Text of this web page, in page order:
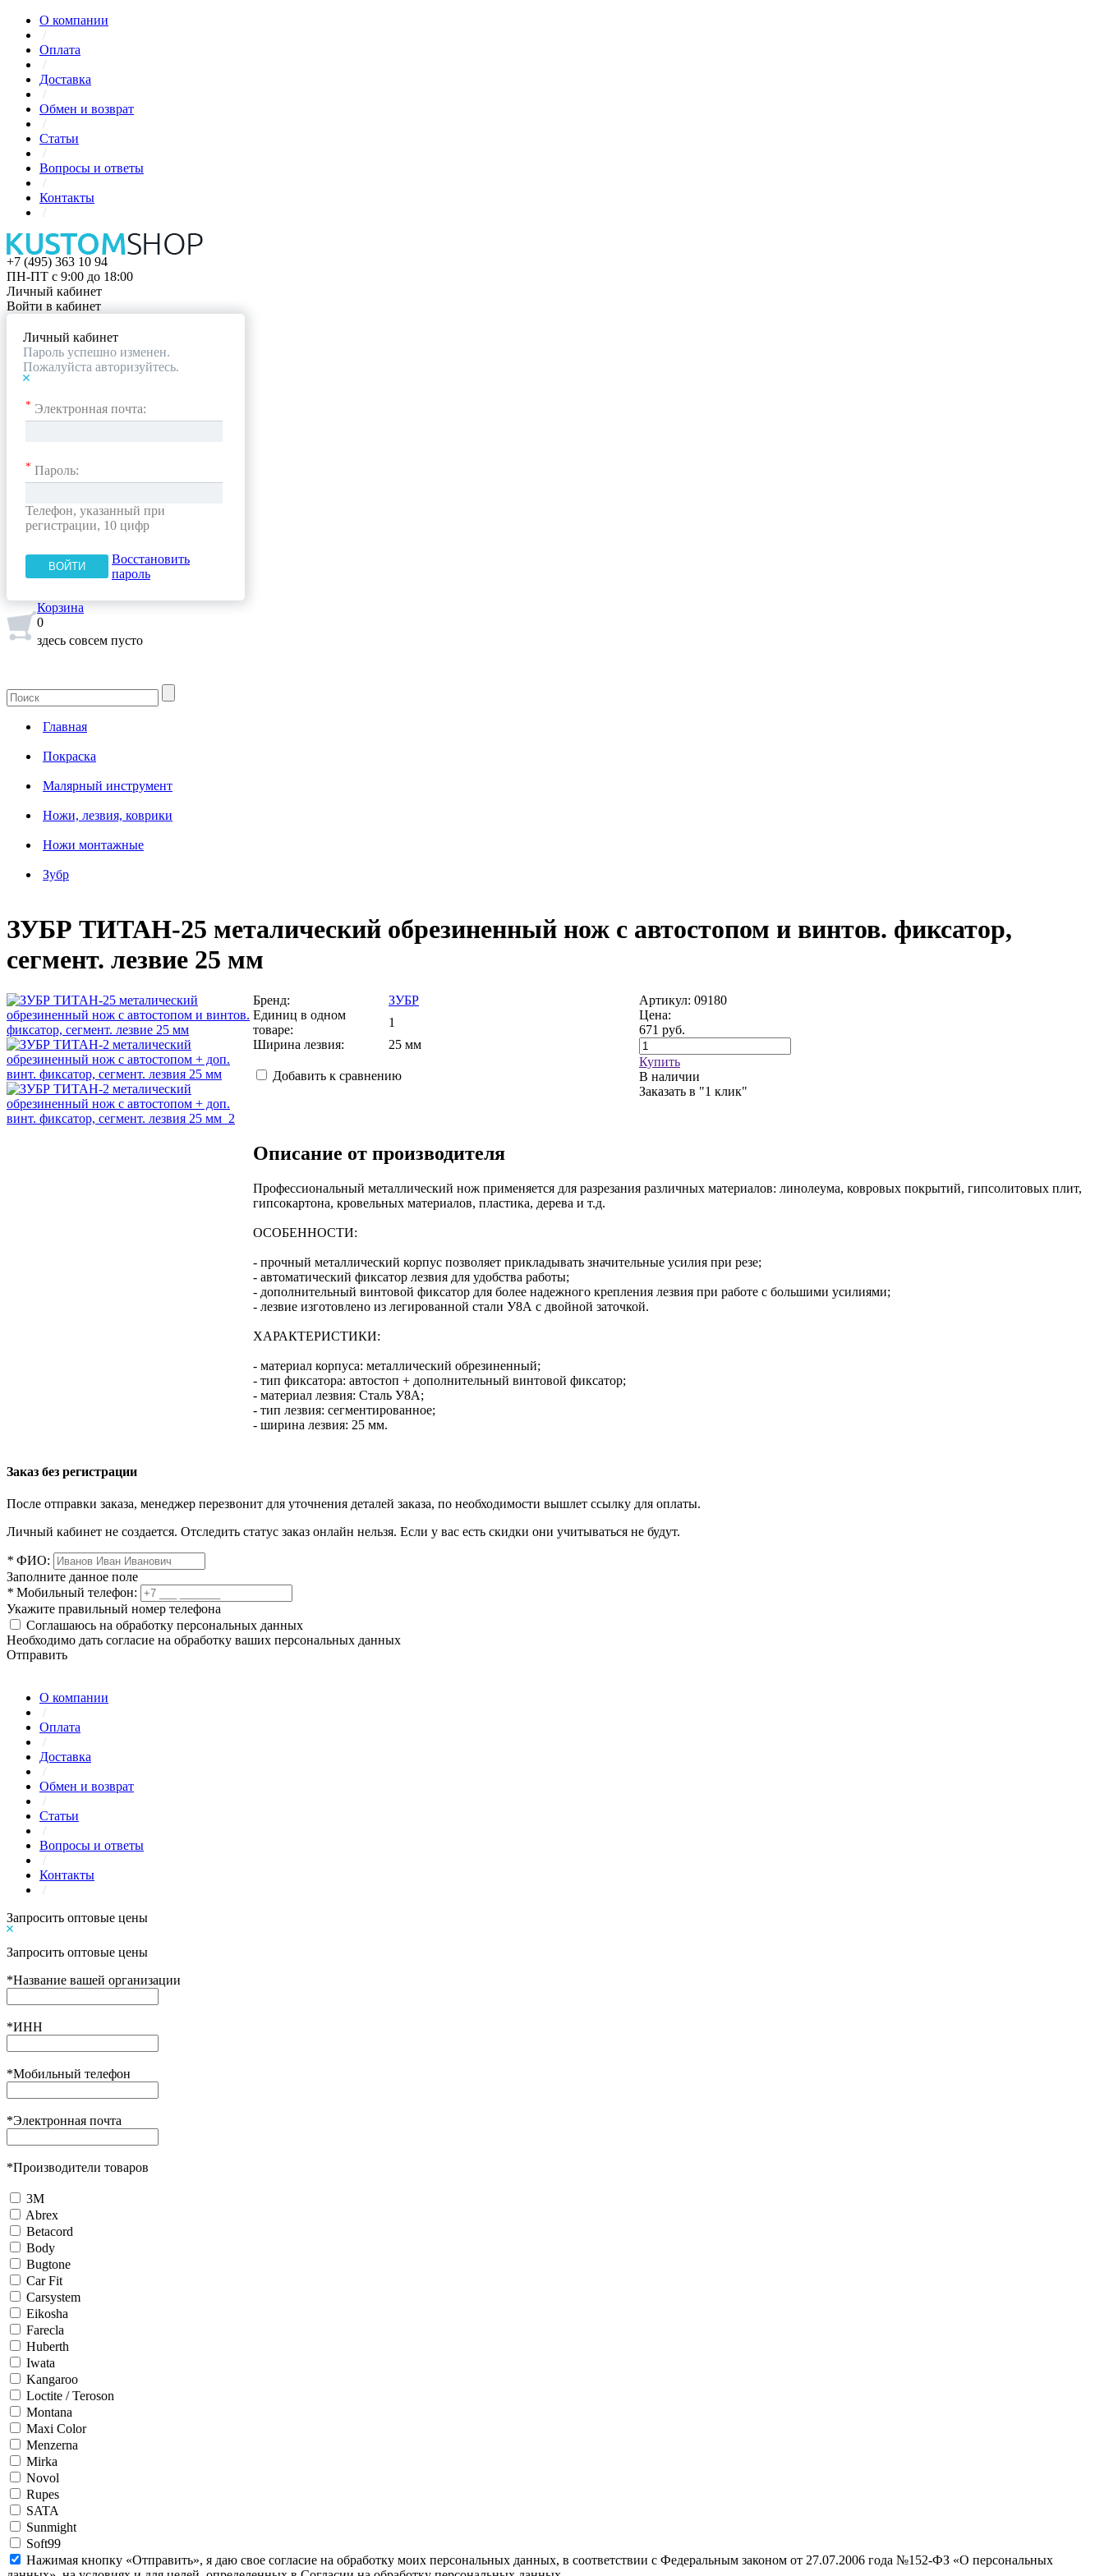
О компании
/
Оплата
/
Доставка
/
Обмен и возврат
/
Статьи
/
Вопросы и ответы
/
Контакты
/
+7 (495) 363 10 94
ПН-ПТ с 9:00 до 18:00
Личный кабинет
Войти в кабинет
Личный кабинет
Пароль успешно изменен.
Пожалуйста авторизуйтесь.
* Электронная почта:
* Пароль:
Телефон, указанный при
регистрации, 10 цифр
Восстановить
пароль
Корзина
0
здесь совсем пусто
Главная
Покраска
Малярный инструмент
Ножи, лезвия, коврики
Ножи монтажные
Зубр
ЗУБР ТИТАН-25 металический обрезиненный нож с автостопом и винтов. фиксатор,
сегмент. лезвие 25 мм
Бренд:
ЗУБР
Единиц в одном
товаре:
1
Ширина лезвия:
25 мм
Добавить к сравнению
Артикул: 09180
Цена:
671 руб.
Купить
В наличии
Заказать в "1 клик"
Описание от производителя
Профессиональный металлический нож применяется для разрезания различных материалов: линолеума, ковровых покрытий, гипсолитовых плит,
гипсокартона, кровельных материалов, пластика, дерева и т.д.
ОСОБЕННОСТИ:
- прочный металлический корпус позволяет прикладывать значительные усилия при резе;
- автоматический фиксатор лезвия для удобства работы;
- дополнительный винтовой фиксатор для более надежного крепления лезвия при работе с большими усилиями;
- лезвие изготовлено из легированной стали У8А с двойной заточкой.
ХАРАКТЕРИСТИКИ:
- материал корпуса: металлический обрезиненный;
- тип фиксатора: автостоп + дополнительный винтовой фиксатор;
- материал лезвия: Сталь У8А;
- тип лезвия: сегментированное;
- ширина лезвия: 25 мм.
Заказ без регистрации
После отправки заказа, менеджер перезвонит для уточнения деталей заказа, по необходимости вышлет ссылку для оплаты.
Личный кабинет не создается. Отследить статус заказ онлайн нельзя. Если у вас есть скидки они учитываться не будут.
* ФИО:
Заполните данное поле
* Мобильный телефон:
Укажите правильный номер телефона
Соглашаюсь на обработку персональных данных
Необходимо дать согласие на обработку ваших персональных данных
Отправить
О компании
/
Оплата
/
Доставка
/
Обмен и возврат
/
Статьи
/
Вопросы и ответы
/
Контакты
/
Запросить оптовые цены
Запросить оптовые цены
*Название вашей организации
*ИНН
*Мобильный телефон
*Электронная почта
*Производители товаров
3М
Abrex
Betacord
Body
Bugtone
Car Fit
Carsystem
Eikosha
Farecla
Huberth
Iwata
Kangaroo
Loctite / Teroson
Montana
Maxi Color
Menzerna
Mirka
Novol
Rupes
SATA
Sunmight
Soft99
Нажимая кнопку «Отправить», я даю свое согласие на обработку моих персональных данных, в соответствии с Федеральным законом от 27.07.2006 года №152-ФЗ «О персональных